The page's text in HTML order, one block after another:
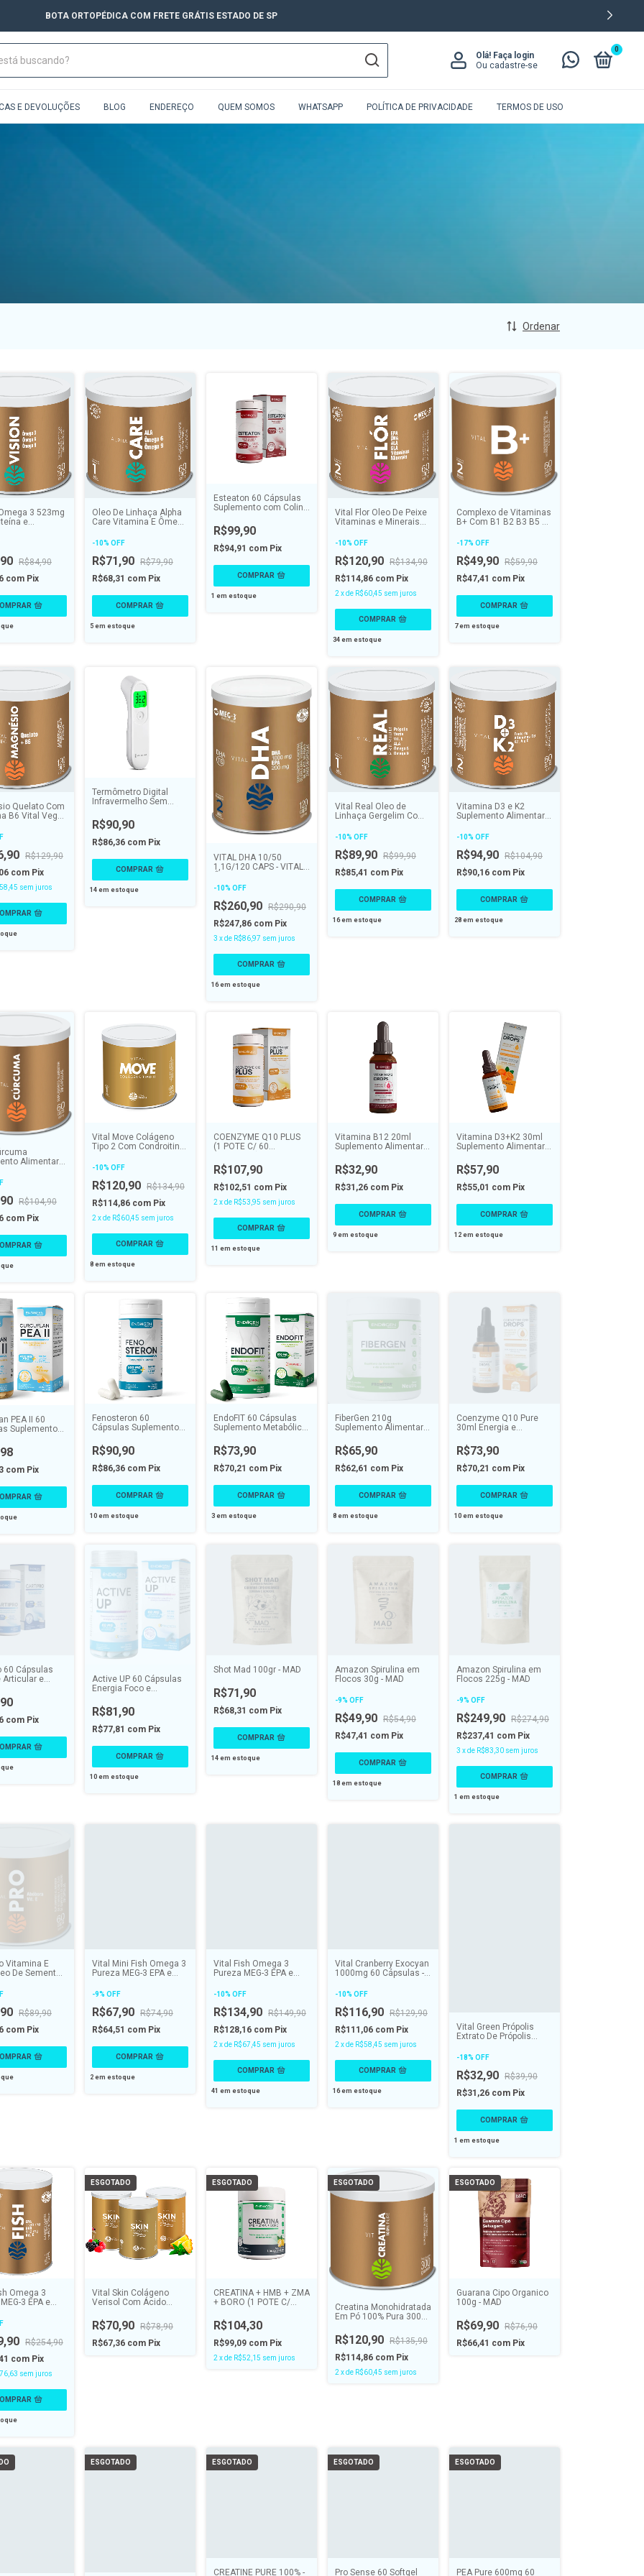
BOTA ORTOPÉDICA COM FRETE GRÁTIS ESTADO DE SP
Olá! Faça login
Ou cadastre-se
0
E DEVOLUÇÕES BLOG ENDEREÇO QUEM SOMOS WHATSAPP POLÍTICA DE PRIVACIDADE TERMOS DE USO
Ordenar
3 523mg
e
ATMAN
R$84,90
com Pix
Óleo De Linhaça Alpha
Care Vitamina E Ômega
ATMAN
-10% OFF
R$71,90 R$79,90
R$68,31 com Pix
5em estoque
Esteaton 60 Cápsulas
Suplemento com Colina
R$99,90
R$94,91 com Pix
1 em estoque
Vital Flor Óleo De Peixe
Vitaminas e Minerais
ATMAN
-10% OFF
R$120,90 R$134,90
R$114,86 com Pix
2xde R$60,45 sem juros
34em estoque
Complexo de Vitaminas
B+ Com B1 B2 B3 B5 B6
VITAL ATMAN
-17% OFF
R$49,90 R$59,90
R$47,41 com Pix
7em estoque
Quelato Com
B6 Vital Veg
R$129,90
com Pix
sem juros
Termômetro Digital
Infravermelho Sem
DELLAMED
R$90,90
R$86,36 com Pix
14em estoque
VITAL DHA 10/50
1,1G/120 CAPS - VITAL
-10% OFF
R$260,90 R$290,90
R$247,86 com Pix
3 xde R$86,97 sem juros
16em estoque
Vital Real Óleo de
Linhaça Gergelim Com
30caps - VITAL ATMAN
-10% OFF
R$89,90 R$99,90
R$85,41 com Pix
16em estoque
Vitamina D3 e K2
Suplemento Alimentar
- VITAL ATMAN
-10% OFF
R$94,90 R$104,90
R$90,16 com Pix
28em estoque
Alimentar
ATMAN
R$104,90
com Pix
Vital Move Colágeno
Tipo 2 Com Condroitina
ATMAN
-10% OFF
R$120,90 R$134,90
R$114,86 com Pix
2xde R$60,45 sem juros
8em estoque
COENZYME Q10 PLUS
(1 POTE C/ 60
R$107,90
R$102,51 com Pix
2xde R$53,95 sem juros
11 em estoque
Vitamina B12 20ml
Suplemento Alimentar
R$32,90
R$31,26 com Pix
9em estoque
Vitamina D3+K2 30ml
Suplemento Alimentar
R$57,90
R$55,01 com Pix
12em estoque
PEA II 60
Suplemento
com Pix
Fenosteron 60
Cápsulas Suplemento
ENDOGEN
R$90,90
R$86,36 com Pix
10em estoque
EndoFIT 60 Cápsulas
Suplemento Metabólico
R$73,90
R$70,21 com Pix
3em estoque
FiberGen 210g
Suplemento Alimentar
R$65,90
R$62,61 com Pix
8em estoque
Coenzyme Q10 Pure
30ml Energia e
R$73,90
R$70,21 com Pix
10em estoque
60 Cápsulas
Articular e
com Pix
Active UP 60 Cápsulas
Energia Foco e
ENDOGEN
R$81,90
R$77,81 com Pix
10em estoque
Shot Mad 100gr - MAD
R$71,90
R$68,31 com Pix
14em estoque
Amazon Spirulina em
Flocos 30g - MAD
-9% OFF
R$49,90 R$54,90
R$47,41 com Pix
18em estoque
Amazon Spirulina em
Flocos 225g - MAD
-9% OFF
R$249,90 R$274,90
R$237,41 com Pix
3 xde R$83,30 sem juros
1 em estoque
Vitamina E
De Sementes
ATMAN
R$89,90
com Pix
Vital Mini Fish Ômega 3
Pureza MEG-3 EPA e
VITAL ATMAN
-9% OFF
R$67,90 R$74,90
R$64,51 com Pix
2em estoque
Vital Fish Ômega 3
Pureza MEG-3 EPA e
- VITAL ATMAN
-10% OFF
R$134,90 R$149,90
R$128,16 com Pix
2xde R$67,45 sem juros
41 em estoque
Vital Cranberry Exocyan
1000mg 60 Cápsulas -
-10% OFF
R$116,90 R$129,90
R$111,06 com Pix
2xde R$58,45 sem juros
16em estoque
Vital Green Própolis
Extrato De Própolis
ATMAN
-18% OFF
R$32,90 R$39,90
R$31,26 com Pix
1 em estoque
Ômega 3
3 EPA e
- VITAL ATMAN
R$254,90
com Pix
sem juros
ESGOTADO
Vital Skin Colágeno
Verisol Com Ácido
ATMAN
R$70,90 R$78,90
R$67,36 com Pix
ESGOTADO
CREATINA + HMB + ZMA
+ BORO (1 POTE C/
R$104,30
R$99,09 com Pix
2 xde R$52,15 sem juros
ESGOTADO
Creatina Monohidratada
Em Pó 100% Pura 300g -
R$120,90 R$135,90
R$114,86 com Pix
2 xde R$60,45 sem juros
ESGOTADO
Guarana Cipo Organico
100g - MAD
R$69,90 R$76,90
R$66,41 com Pix
ESGOTADO ESGOTADO
CREATINE PURE 100% -
ESGOTADO
Pro Sense 60 Softgel
ESGOTADO
PEA Pure 600mg 60